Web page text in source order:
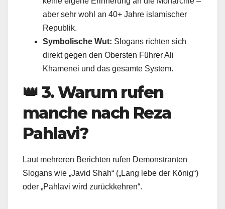
aber sehr wohl an 40+ Jahre islamischer
Republik.
Symbolische Wut: Slogans richten sich
direkt gegen den Obersten Führer Ali
Khamenei und das gesamte System.
👑 3. Warum rufen
manche nach Reza
Pahlavi?
Laut mehreren Berichten rufen Demonstranten
Slogans wie „Javid Shah“ („Lang lebe der König“)
oder „Pahlavi wird zurückkehren“.